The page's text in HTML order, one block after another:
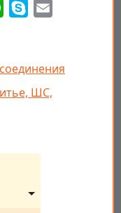
WhatsApp
Skype
ШС,